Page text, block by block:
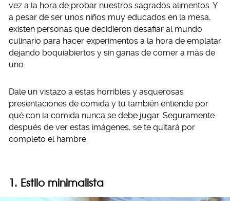
vez a la hora de probar nuestros sagrados alimentos. Y
a pesar de ser unos niños muy educados en la mesa,
existen personas que decidieron desafiar al mundo
culinario para hacer experimentos a la hora de emplatar
dejando boquiabiertos y sin ganas de comer a más de
uno.
Dale un vistazo a estas horribles y asquerosas
presentaciones de comida y tu también entiende por
qué con la comida nunca se debe jugar. Seguramente
después de ver estas imágenes, se te quitará por
completo el hambre.
1. Estilo minimalista